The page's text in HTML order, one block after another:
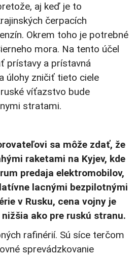
aj keď je to
čerpacích
Okrem toho je potrebné
mora. Na tento účel
prístavy a prístavná
úlohy zničiť tieto ciele
víťazstvo bude
stratami.
sa môže zdať, že
raketami na Kyjev, kde
predaja elektromobilov,
lacnými bezpilotnými
v Rusku, cena vojny je
ako pre ruskú stranu.
rafinérií. Sú síce terčom
sprevádzkovanie